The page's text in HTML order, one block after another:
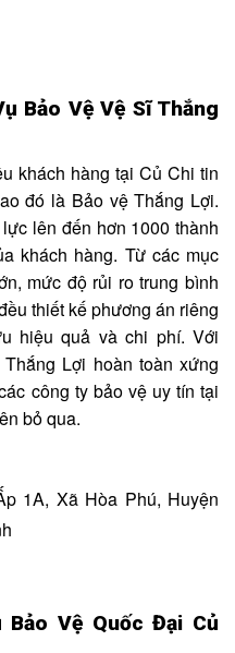
Bảo Vệ Vệ Sĩ Thắng
khách hàng tại Củ Chi tin
đó là Bảo vệ Thắng Lợi.
lên đến hơn 1000 thành
khách hàng. Từ các mục
mức độ rủi ro trung bình
thiết kế phương án riêng
hiệu quả và chi phí. Với
Lợi hoàn toàn xứng
công ty bảo vệ uy tín tại
bỏ qua.
1A, Xã Hòa Phú, Huyện
Bảo Vệ Quốc Đại Củ